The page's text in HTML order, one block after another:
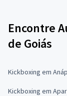
Encontre
de Goiás
Kickboxing em
Kickboxing em